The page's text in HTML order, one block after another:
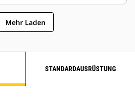
Mehr Laden
STANDARDAUSRÜSTUNG